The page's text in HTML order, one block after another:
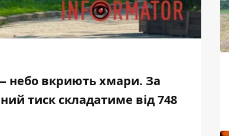
небо вкриють хмари. За
тиск складатиме від 748